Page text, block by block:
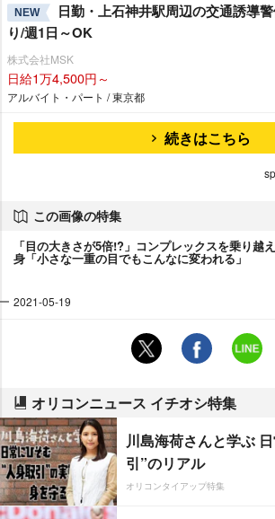
NEW
日勤・上石神井駅周辺の交通誘導
り/週1日～OK
株式会社MSK
日給1万4,500円～
アルバイト・パート / 東京都
続きはこちら
この画像の特集
「目の大きさが5倍!?」コンプレックスを乗り越
身「小さな一重の目でもこんなに変われる」
2021-05-19
オリコンニュース イチオシ特集
川島海荷さんと学ぶ
引”のリアル
オリコンタイアップ特集